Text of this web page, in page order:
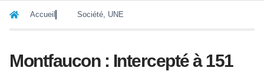
Accueil Société, UNE
Montfaucon : Intercepté à 151